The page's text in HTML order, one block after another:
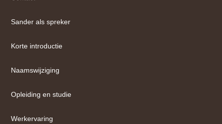
Sander als spreker
Korte introductie
Naamswijziging
Opleiding en studie
Werkervaring